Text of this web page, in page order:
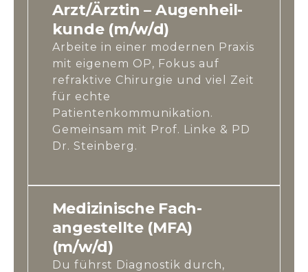
Arzt/Ärztin – Augenheil-
kunde (m/w/d)
Arbeite in einer modernen Praxis
mit eigenem OP, Fokus auf
refraktive Chirurgie und viel Zeit
für echte
Patientenkommunikation.
Gemeinsam mit Prof. Linke & PD
Dr. Steinberg.
Medizinische Fach-
angestellte (MFA)
(m/w/d)
Du führst Diagnostik durch,